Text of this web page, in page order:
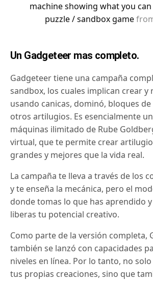
machine showing what you
puzzle / sandbox game
Un Gadgeteer mas completo.
Gadgeteer tiene una campaña
sandbox, los cuales implican crear y
usando canicas, dominó, bloques
otros artilugios. Es esencialmente
máquinas ilimitado de Rube
virtual, que te permite crear
grandes y mejores que la vida real.
La campaña te lleva a través de los
y te enseña la mecánica, pero el
donde tomas lo que has aprendido
liberas tu potencial creativo.
Como parte de la versión completa,
también se lanzó con capacidades
niveles en línea. Por lo tanto, no
tus propias creaciones, sino que